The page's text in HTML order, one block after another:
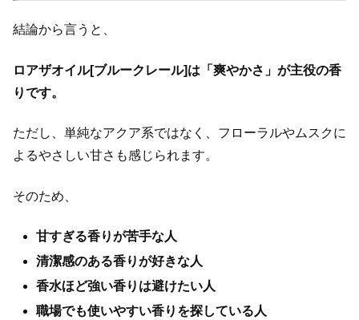
結論から言うと、
ロアザオイル[ブルークレール]は「爽やかさ」が主役の香
りです。
ただし、単純なアクア系ではなく、フローラルやムスクに
よるやさしい甘さも感じられます。
そのため、
甘すぎる香りが苦手な人
清潔感のある香りが好きな人
香水ほど強い香りは避けたい人
職場でも使いやすい香りを探している人